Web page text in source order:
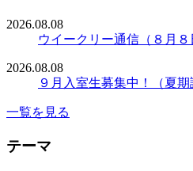
2026.08.08
ウイークリー通信（８月８
2026.08.08
９月入室生募集中！（夏期
一覧を見る
テーマ